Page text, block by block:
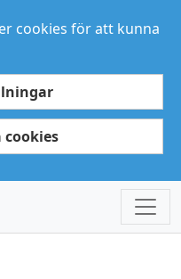
cookies för att kunna
cookies